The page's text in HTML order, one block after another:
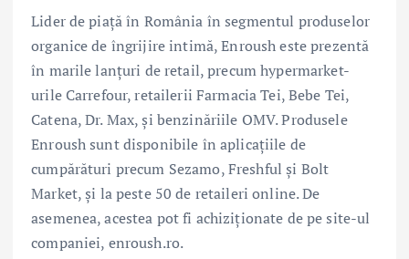
Lider de piață în România în segmentul produselor
organice de îngrijire intimă, Enroush este prezentă
în marile lanțuri de retail, precum hypermarket-
urile Carrefour, retailerii Farmacia Tei, Bebe Tei,
Catena, Dr. Max, și benzinăriile OMV. Produsele
Enroush sunt disponibile în aplicațiile de
cumpărături precum Sezamo, Freshful și Bolt
Market, și la peste 50 de retaileri online. De
asemenea, acestea pot fi achiziționate de pe site-ul
companiei, enroush.ro.